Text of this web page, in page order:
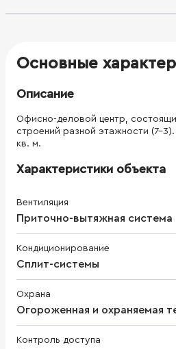
Основные
Описание
Офисно-деловой центр,
строений разной этажности (7-
кв. м.
Характеристики объекта
Вентиляция
Приточно-вытяжная система
Кондиционирование
Сплит-системы
Охрана
Огороженная и охраняемая
Контроль доступа